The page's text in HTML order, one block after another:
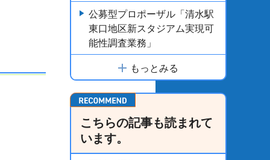
公募型プロポーザル「清水駅
東口地区新スタジアム実現可
能性調査業務」
もっとみる
こちらの記事も読まれて
います。